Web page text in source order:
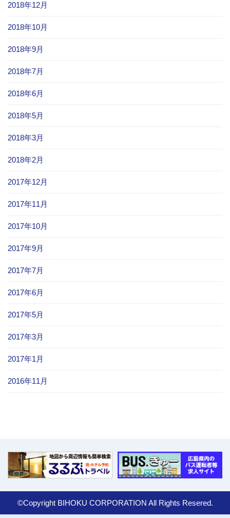
2018年12月
2018年10月
2018年9月
2018年7月
2018年6月
2018年5月
2018年3月
2018年2月
2017年12月
2017年11月
2017年10月
2017年9月
2017年7月
2017年6月
2017年5月
2017年3月
2017年1月
2016年11月
©Copyright BIHOKU CORPORATION All Rights Resered.